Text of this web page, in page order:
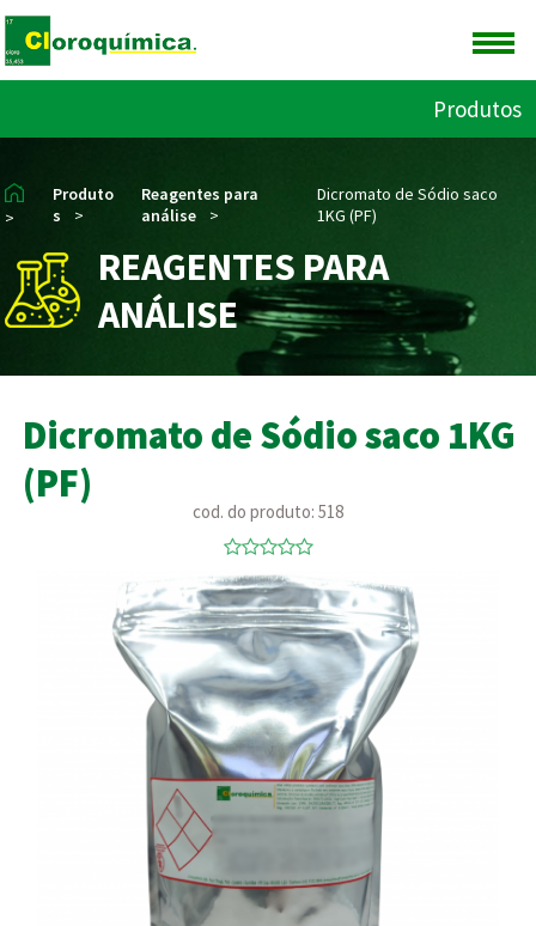
Produtos
>
Produto
s
>
Reagentes para
análise
>
Dicromato de Sódio saco
1KG (PF)
REAGENTES PARA
ANÁLISE
Dicromato de Sódio saco 1KG
(PF)
cod. do produto: 518